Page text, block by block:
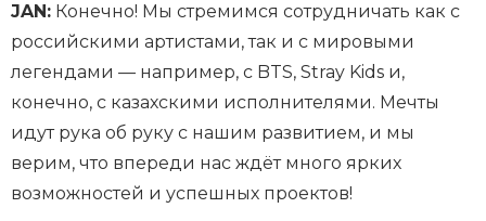
JAN: Конечно! Мы стремимся сотрудничать как с
российскими артистами, так и с мировыми
легендами — например, с BTS, Stray Kids и,
конечно, с казахскими исполнителями. Мечты
идут рука об руку с нашим развитием, и мы
верим, что впереди нас ждёт много ярких
возможностей и успешных проектов!